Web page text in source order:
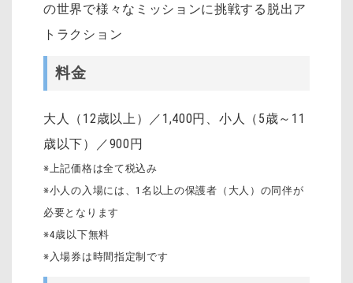
の世界で様々なミッションに挑戦する脱出ア
トラクション
料金
大人（12歳以上）／1,400円、小人（5歳～11
歳以下）／900円
※上記価格は全て税込み
※小人の入場には、1名以上の保護者（大人）の同伴が
必要となります
※4歳以下無料
※入場券は時間指定制です